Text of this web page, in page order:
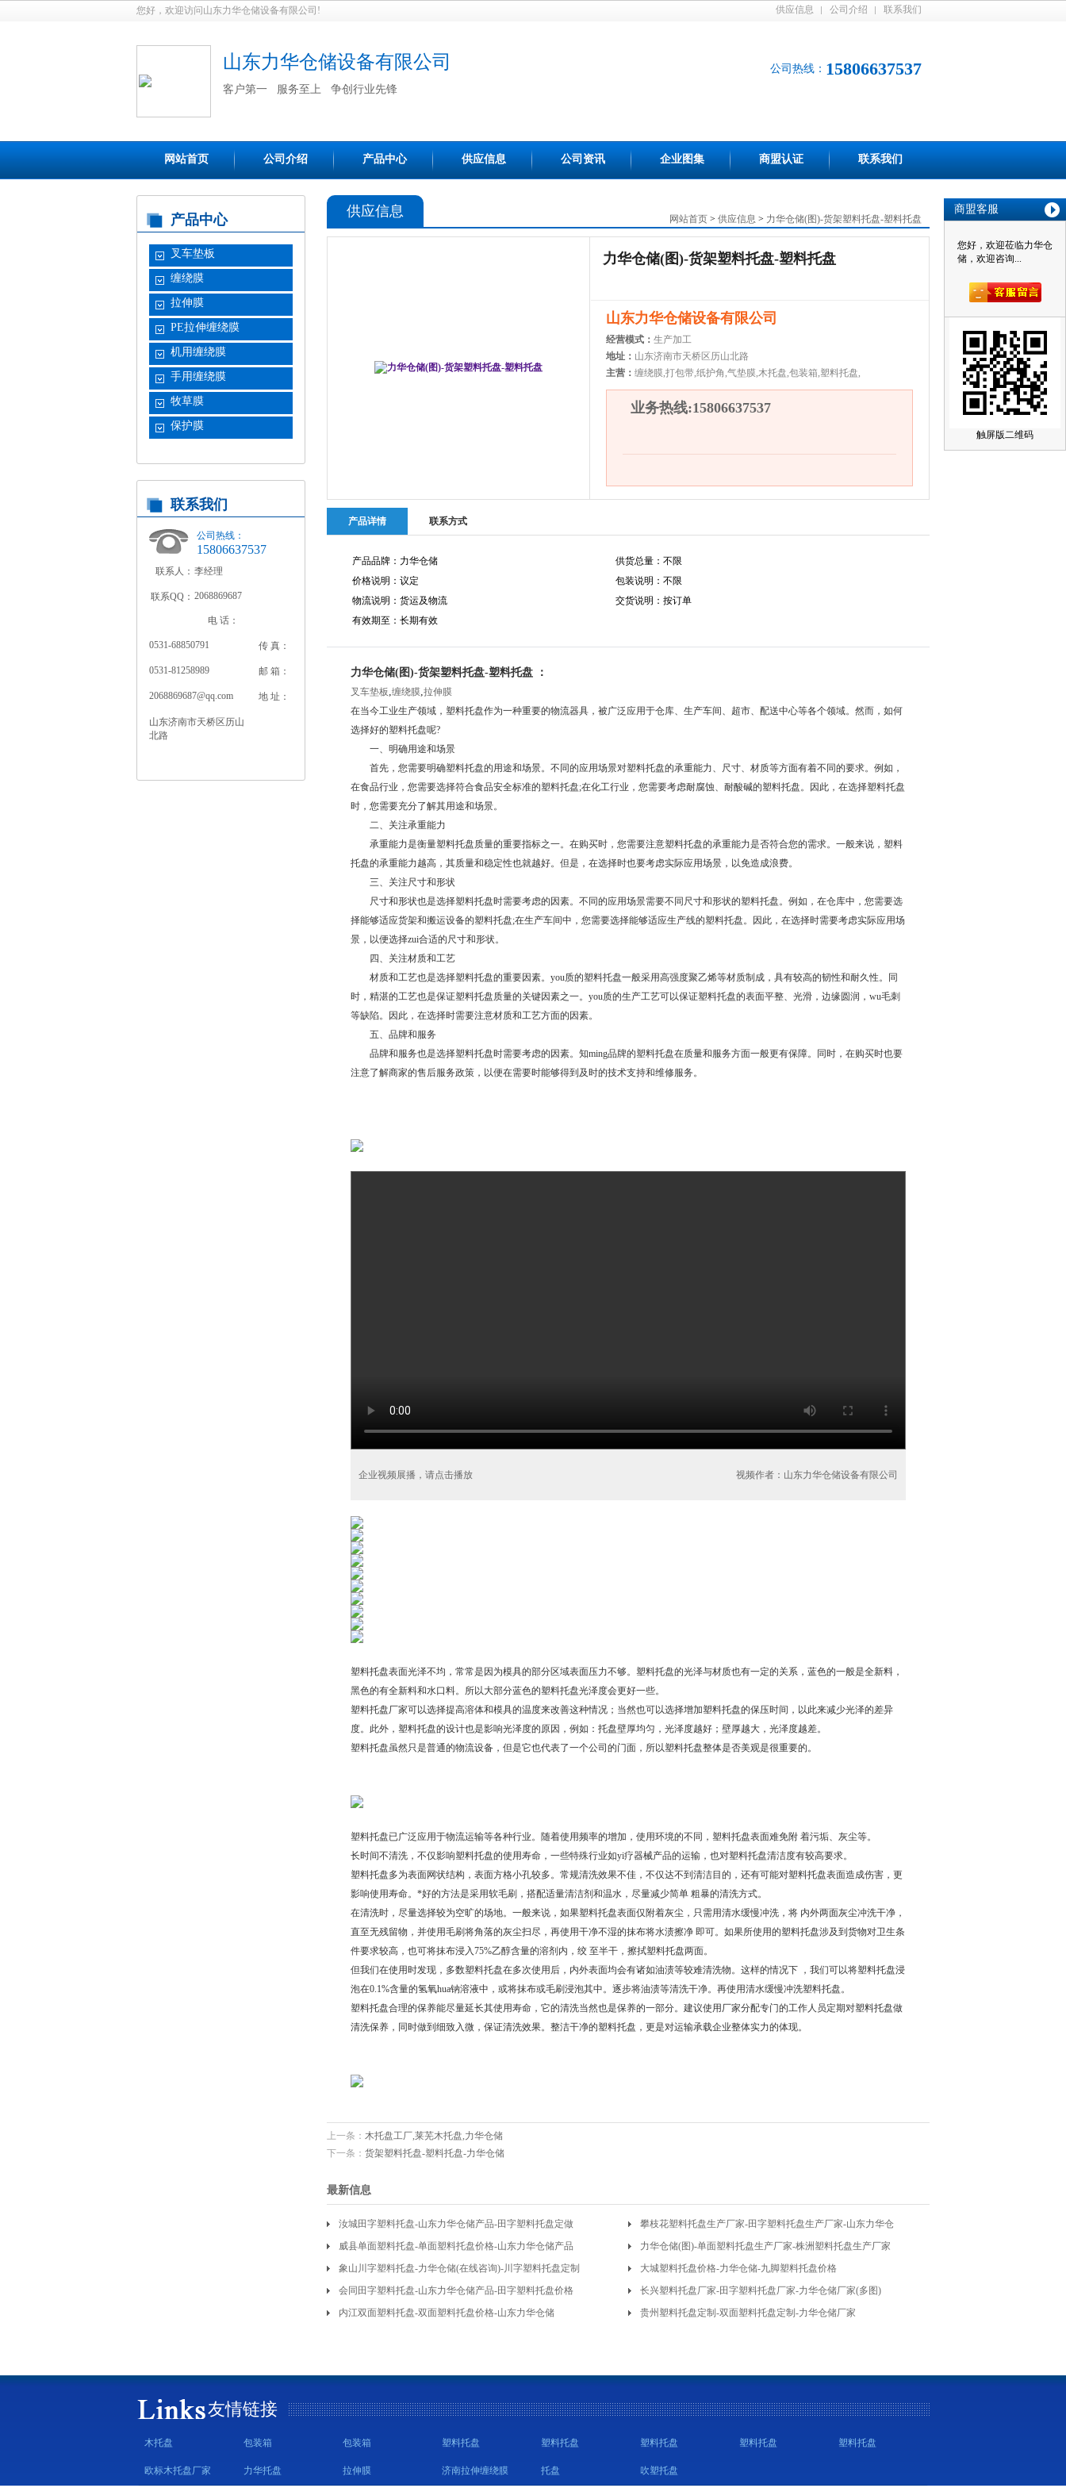
商盟客服
您好，欢迎莅临力华仓
储，欢迎咨询...
触屏版二维码
您好，欢迎访问山东力华仓储设备有限公司! 供应信息 公司介绍 联系我们
山东力华仓储设备有限公司
客户第一 服务至上 争创行业先锋
公司热线： 15806637537
网站首页 公司介绍 产品中心 供应信息 公司资讯 企业图集 商盟认证 联系我们
产品中心
叉车垫板
缠绕膜
拉伸膜
PE拉伸缠绕膜
机用缠绕膜
手用缠绕膜
牧草膜
保护膜
联系我们
公司热线：
15806637537
联系人： 李经理
联系QQ： 2068869687
电 话：
0531-68850791 传 真：
0531-81258989 邮 箱：
2068869687@qq.com 地 址：
山东济南市天桥区历山
北路
网站首页 > 供应信息 > 力华仓储(图)-货架塑料托盘-塑料托盘
供应信息
力华仓储(图)-货架塑料托盘-塑料托盘
山东力华仓储设备有限公司
经营模式： 生产加工
地址： 山东济南市天桥区历山北路
主营： 缠绕膜,打包带,纸护角,气垫膜,木托盘,包装箱,塑料托盘,
业务热线:15806637537
产品详情 联系方式
产品品牌：力华仓储
供货总量：不限
价格说明：议定
包装说明：不限
物流说明：货运及物流
交货说明：按订单
有效期至：长期有效
力华仓储(图)-货架塑料托盘-塑料托盘 ：
叉车垫板,缠绕膜,拉伸膜
在当今工业生产领域，塑料托盘作为一种重要的物流器具，被广泛应用于仓库、生产车间、超市、配送中心等各个领域。然而，如何
选择好的塑料托盘呢?
一、明确用途和场景
首先，您需要明确塑料托盘的用途和场景。不同的应用场景对塑料托盘的承重能力、尺寸、材质等方面有着不同的要求。例如，
在食品行业，您需要选择符合食品安全标准的塑料托盘;在化工行业，您需要考虑耐腐蚀、耐酸碱的塑料托盘。因此，在选择塑料托盘
时，您需要充分了解其用途和场景。
二、关注承重能力
承重能力是衡量塑料托盘质量的重要指标之一。在购买时，您需要注意塑料托盘的承重能力是否符合您的需求。一般来说，塑料
托盘的承重能力越高，其质量和稳定性也就越好。但是，在选择时也要考虑实际应用场景，以免造成浪费。
三、关注尺寸和形状
尺寸和形状也是选择塑料托盘时需要考虑的因素。不同的应用场景需要不同尺寸和形状的塑料托盘。例如，在仓库中，您需要选
择能够适应货架和搬运设备的塑料托盘;在生产车间中，您需要选择能够适应生产线的塑料托盘。因此，在选择时需要考虑实际应用场
景，以便选择zui合适的尺寸和形状。
四、关注材质和工艺
材质和工艺也是选择塑料托盘的重要因素。you质的塑料托盘一般采用高强度聚乙烯等材质制成，具有较高的韧性和耐久性。同
时，精湛的工艺也是保证塑料托盘质量的关键因素之一。you质的生产工艺可以保证塑料托盘的表面平整、光滑，边缘圆润，wu毛刺
等缺陷。因此，在选择时需要注意材质和工艺方面的因素。
五、品牌和服务
品牌和服务也是选择塑料托盘时需要考虑的因素。知ming品牌的塑料托盘在质量和服务方面一般更有保障。同时，在购买时也要
注意了解商家的售后服务政策，以便在需要时能够得到及时的技术支持和维修服务。
企业视频展播，请点击播放 视频作者：山东力华仓储设备有限公司
塑料托盘表面光泽不均，常常是因为模具的部分区域表面压力不够。塑料托盘的光泽与材质也有一定的关系，蓝色的一般是全新料，
黑色的有全新料和水口料。所以大部分蓝色的塑料托盘光泽度会更好一些。
塑料托盘厂家可以选择提高溶体和模具的温度来改善这种情况；当然也可以选择增加塑料托盘的保压时间，以此来减少光泽的差异
度。此外，塑料托盘的设计也是影响光泽度的原因，例如：托盘壁厚均匀，光泽度越好；壁厚越大，光泽度越差。
塑料托盘虽然只是普通的物流设备，但是它也代表了一个公司的门面，所以塑料托盘整体是否美观是很重要的。
塑料托盘已广泛应用于物流运输等各种行业。随着使用频率的增加，使用环境的不同，塑料托盘表面难免附 着污垢、灰尘等。
长时间不清洗，不仅影响塑料托盘的使用寿命，一些特殊行业如yi疗器械产品的运输，也对塑料托盘清洁度有较高要求。
塑料托盘多为表面网状结构，表面方格小孔较多。常规清洗效果不佳，不仅达不到清洁目的，还有可能对塑料托盘表面造成伤害，更
影响使用寿命。*好的方法是采用软毛刷，搭配适量清洁剂和温水，尽量减少简单 粗暴的清洗方式。
在清洗时，尽量选择较为空旷的场地。一般来说，如果塑料托盘表面仅附着灰尘，只需用清水缓慢冲洗，将 内外两面灰尘冲洗干净，
直至无残留物，并使用毛刷将角落的灰尘扫尽，再使用干净不湿的抹布将水渍擦净 即可。如果所使用的塑料托盘涉及到货物对卫生条
件要求较高，也可将抹布浸入75%乙醇含量的溶剂内，绞 至半干，擦拭塑料托盘两面。
但我们在使用时发现，多数塑料托盘在多次使用后，内外表面均会有诸如油渍等较难清洗物。这样的情况下 ，我们可以将塑料托盘浸
泡在0.1%含量的氢氧hua钠溶液中，或将抹布或毛刷浸泡其中。逐步将油渍等清洗干净。再使用清水缓慢冲洗塑料托盘。
塑料托盘合理的保养能尽量延长其使用寿命，它的清洗当然也是保养的一部分。建议使用厂家分配专门的工作人员定期对塑料托盘做
清洗保养，同时做到细致入微，保证清洗效果。整洁干净的塑料托盘，更是对运输承载企业整体实力的体现。
上一条： 木托盘工厂,莱芜木托盘,力华仓储
下一条： 货架塑料托盘-塑料托盘-力华仓储
最新信息
汝城田字塑料托盘-山东力华仓储产品-田字塑料托盘定做
攀枝花塑料托盘生产厂家-田字塑料托盘生产厂家-山东力华仓
储
威县单面塑料托盘-单面塑料托盘价格-山东力华仓储产品
力华仓储(图)-单面塑料托盘生产厂家-株洲塑料托盘生产厂家
象山川字塑料托盘-力华仓储(在线咨询)-川字塑料托盘定制
大城塑料托盘价格-力华仓储-九脚塑料托盘价格
会同田字塑料托盘-山东力华仓储产品-田字塑料托盘价格
长兴塑料托盘厂家-田字塑料托盘厂家-力华仓储厂家(多图)
内江双面塑料托盘-双面塑料托盘价格-山东力华仓储
贵州塑料托盘定制-双面塑料托盘定制-力华仓储厂家
友情链接
木托盘 包装箱 包装箱 塑料托盘 塑料托盘 塑料托盘 塑料托盘 塑料托盘
欧标木托盘厂家 力华托盘 拉伸膜 济南拉伸缠绕膜 托盘 吹塑托盘